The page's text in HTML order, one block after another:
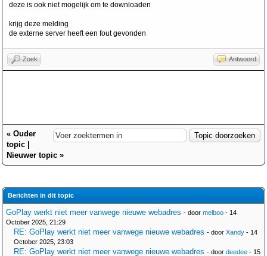
deze is ook niet mogelijk om te downloaden
krijg deze melding
de externe server heeft een fout gevonden
Zoek Antwoord
« Ouder
topic
Nieuwer topic »
Berichten in dit topic
GoPlay werkt niet meer vanwege nieuwe webadres - door melboo - 14
October 2025, 21:29
RE: GoPlay werkt niet meer vanwege nieuwe webadres - door Xandy - 14
October 2025, 23:03
RE: GoPlay werkt niet meer vanwege nieuwe webadres - door deedee - 15